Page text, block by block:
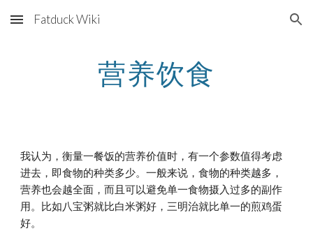
Skip to main content Skip to navigation
Fatduck Wiki
营养饮食
我认为，衡量一餐饭的营养价值时，有一个参数值得考虑
进去，即食物的种类多少。一般来说，食物的种类越多，
营养也会越全面，而且可以避免单一食物摄入过多的副作
用。比如八宝粥就比白米粥好，三明治就比单一的煎鸡蛋
好。